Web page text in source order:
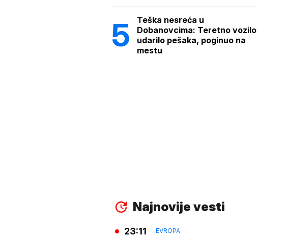
Teška nesreća u
Dobanovcima: Teretno vozilo
udarilo pešaka, poginuo na
mestu
Najnovije vesti
EVROPA
23:11